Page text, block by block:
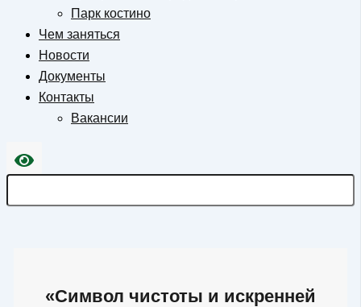
Парк костино
Чем заняться
Новости
Документы
Контакты
Вакансии
«Символ чистоты и искренней